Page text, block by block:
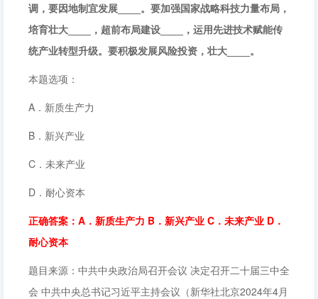
调，要因地制宜发展____。要加强国家战略科技力量布局，
培育壮大____，超前布局建设____，运用先进技术赋能传
统产业转型升级。要积极发展风险投资，壮大____。
本题选项：
A．新质生产力
B．新兴产业
C．未来产业
D．耐心资本
正确答案：A．新质生产力 B．新兴产业 C．未来产业 D．
耐心资本
题目来源：中共中央政治局召开会议 决定召开二十届三中全
会 中共中央总书记习近平主持会议（新华社北京2024年4月